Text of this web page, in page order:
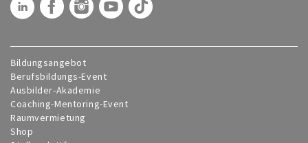
Bildungsangebot
Berufsbildungs-Event
Ausbilder-Akademie
Coaching-Mentoring-Event
Raumvermietung
Shop